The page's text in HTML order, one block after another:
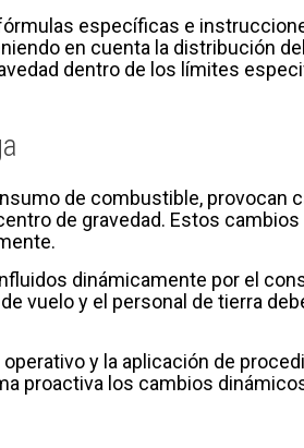
específicas e
en cuenta la distribución
dentro de los límites
de combustible, provocan
de gravedad. Estos
dinámicamente por el
vuelo y el personal de tierra
y la aplicación de
proactiva los cambios